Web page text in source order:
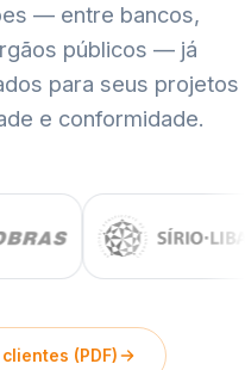
— entre bancos,
públicos — já
para seus projetos
e conformidade.
(PDF)